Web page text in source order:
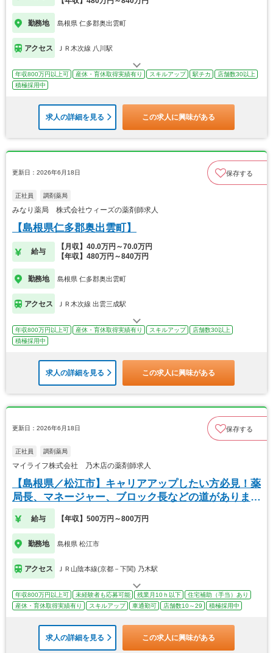
勤務地 島根県 仁多郡奥出雲町
アクセス ＪＲ木次線 八川駅
年収800万円以上可 産休・育休取得実績有り スキルアップ 駅チカ
店舗数30以上
積極採用中
求人の詳細を見る この求人に興味がある
更新日：2026年6月18日 保存する
正社員 調剤薬局
みなり薬局 株式会社ウィーズの薬剤師求人
【島根県仁多郡奥出雲町】
給与
【月収】40.0万円～70.0万円
【年収】480万円～840万円
勤務地 島根県 仁多郡奥出雲町
アクセス ＪＲ木次線 出雲三成駅
年収800万円以上可 産休・育休取得実績有り スキルアップ
店舗数30以上
積極採用中
求人の詳細を見る この求人に興味がある
更新日：2026年6月18日 保存する
正社員 調剤薬局
マイライフ株式会社 乃木店の薬剤師求人
【島根県／松江市】キャリアアップしたい方必見！薬
局長、マネージャー、ブロック長などの道がありま
す！
給与 【年収】500万円～800万円
勤務地 島根県 松江市
アクセス ＪＲ山陰本線(京都－下関) 乃木駅
年収800万円以上可 未経験者も応募可能 残業月10ｈ以下
住宅補助（手当）あり
産休・育休取得実績有り
スキルアップ 車通勤可 店舗数10～29 積極採用中
求人の詳細を見る この求人に興味がある